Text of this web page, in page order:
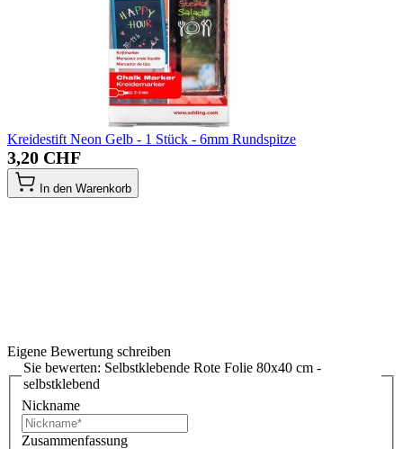
Kreidestift Neon Gelb - 1 Stück - 6mm Rundspitze
3,20 CHF
In den Warenkorb
Eigene Bewertung schreiben
Sie bewerten: Selbstklebende Rote Folie 80x40 cm -
selbstklebend
Nickname
Zusammenfassung